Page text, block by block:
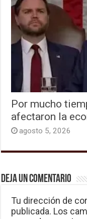
Por mucho
afectaron la
agosto 5, 2026
Deja un comentario
Tu dirección de
publicada. Los